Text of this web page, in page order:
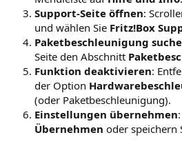
Support-Seite öffnen:
und wählen Sie Fritz!Box
Paketbeschleunigung
Seite den Abschnitt
Funktion deaktivieren:
der Option
(oder Paketbeschleunigung).
Einstellungen übernehmen
Übernehmen oder speichern